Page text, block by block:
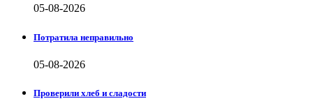
05-08-2026
Потратила неправильно
05-08-2026
Проверили хлеб и сладости